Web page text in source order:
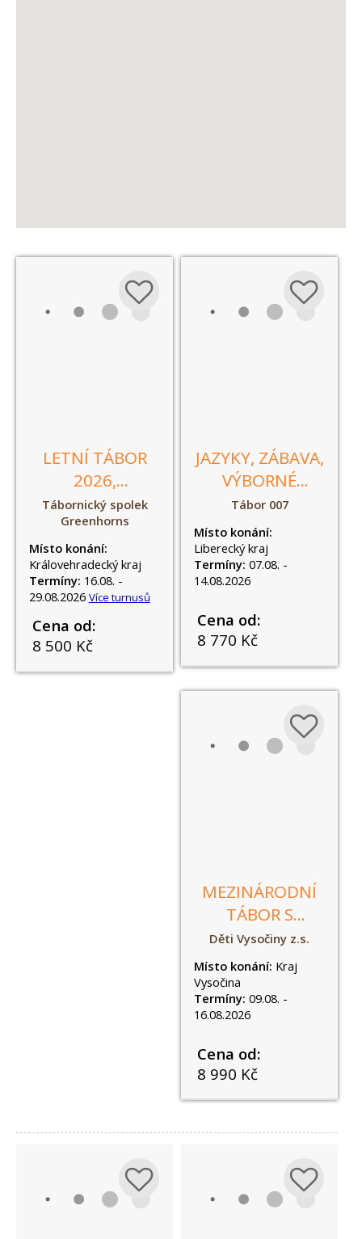
LETNÍ TÁBOR
2026,
DVOUTÝDENNÍ
TURNUSY.
Tábornický spolek
Greenhorns
Místo konání:
Královehradecký kraj
Termíny: 16.08. -
29.08.2026 Více turnusů
Cena od:
8 500 Kč
JAZYKY, ZÁBAVA,
VÝBORNÉ
REFERENCE
Tábor 007
Místo konání:
Liberecký kraj
Termíny: 07.08. -
14.08.2026
Cena od:
8 770 Kč
MEZINÁRODNÍ
TÁBOR S
ANGLIČTINOU V
ŠIKLANDU
Děti Vysočiny z.s.
Místo konání: Kraj
Vysočina
Termíny: 09.08. -
16.08.2026
Cena od:
8 990 Kč